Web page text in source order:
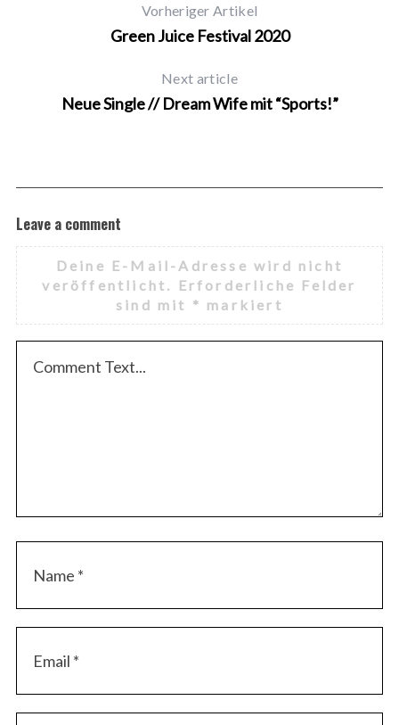
Vorheriger Artikel
Green Juice Festival 2020
Next article
Neue Single // Dream Wife mit “Sports!”
Leave a comment
Deine E-Mail-Adresse wird nicht
veröffentlicht.
Erforderliche Felder
sind mit * markiert